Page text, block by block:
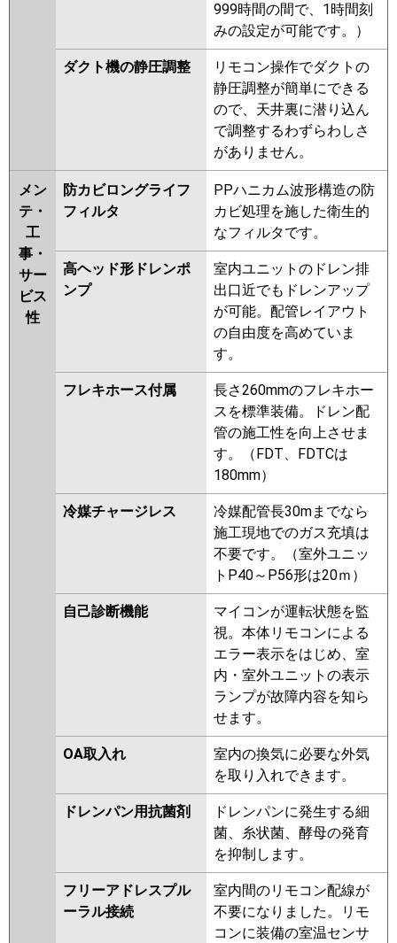
999時間の間で、1時間刻
みの設定が可能です。）
ダクト機の静圧調整
リモコン操作でダクトの
静圧調整が簡単にできる
ので、天井裏に潜り込ん
で調整するわずらわしさ
がありません。
メン
テ・
工
事・
サー
ビス
性
防カビロングライフ
フィルタ
PPハニカム波形構造の防
カビ処理を施した衛生的
なフィルタです。
高ヘッド形ドレンポ
ンプ
室内ユニットのドレン排
出口近でもドレンアップ
が可能。配管レイアウト
の自由度を高めていま
す。
フレキホース付属
長さ260mmのフレキホー
スを標準装備。ドレン配
管の施工性を向上させま
す。（FDT、FDTCは
180mm）
冷媒チャージレス
冷媒配管長30mまでなら
施工現地でのガス充填は
不要です。（室外ユニッ
トP40～P56形は20ｍ）
自己診断機能
マイコンが運転状態を監
視。本体リモコンによる
エラー表示をはじめ、室
内・室外ユニットの表示
ランプが故障内容を知ら
せます。
OA取入れ
室内の換気に必要な外気
を取り入れできます。
ドレンパン用抗菌剤
ドレンパンに発生する細
菌、糸状菌、酵母の発育
を抑制します。
フリーアドレスプル
ーラル接続
室内間のリモコン配線が
不要になりました。リモ
コンに装備の室温センサ